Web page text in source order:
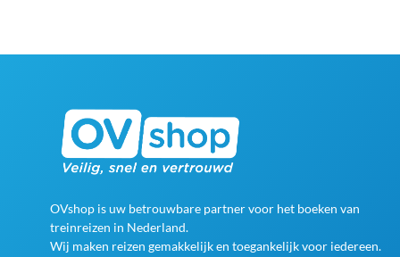
OVshop is uw betrouwbare partner voor het boeken van
treinreizen in Nederland.
Wij maken reizen gemakkelijk en toegankelijk voor iedereen.